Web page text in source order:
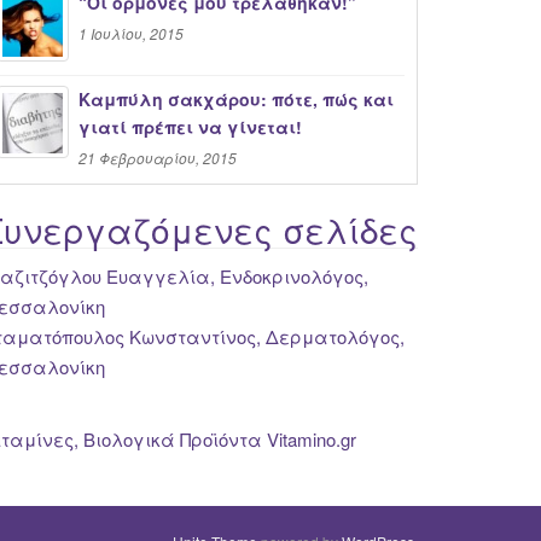
1 Ιουλίου, 2015
Καμπύλη σακχάρου: πότε, πώς και
γιατί πρέπει να γίνεται!
21 Φεβρουαρίου, 2015
σελίδες
Ευαγγελία, Ενδοκρινολόγος,
Κωνσταντίνος, Δερματολόγος,
Βιολογικά Προϊόντα Vitamino.gr